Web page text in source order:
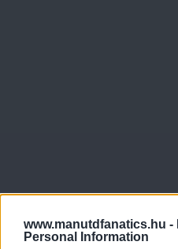
www.manutdfanatics.hu -
Personal Information